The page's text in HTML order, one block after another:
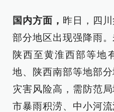
国内方面， 昨日，四
部分地区出现强降雨。
陕西至黄淮西部等地
地、陕西南部等地部
灾害风险高，需防范
市暴雨积涝、中小河